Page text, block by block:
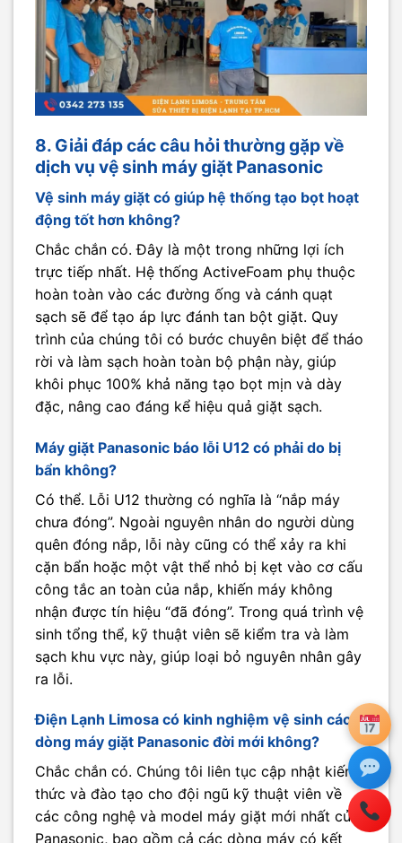
8. Giải đáp các câu hỏi thường gặp về
dịch vụ vệ sinh máy giặt Panasonic
Vệ sinh máy giặt có giúp hệ thống tạo bọt hoạt
động tốt hơn không?
Chắc chắn có. Đây là một trong những lợi ích
trực tiếp nhất. Hệ thống ActiveFoam phụ thuộc
hoàn toàn vào các đường ống và cánh quạt
sạch sẽ để tạo áp lực đánh tan bột giặt. Quy
trình của chúng tôi có bước chuyên biệt để tháo
rời và làm sạch hoàn toàn bộ phận này, giúp
khôi phục 100% khả năng tạo bọt mịn và dày
đặc, nâng cao đáng kể hiệu quả giặt sạch.
Máy giặt Panasonic báo lỗi U12 có phải do bị
bẩn không?
Có thể. Lỗi U12 thường có nghĩa là “nắp máy
chưa đóng”. Ngoài nguyên nhân do người dùng
quên đóng nắp, lỗi này cũng có thể xảy ra khi
cặn bẩn hoặc một vật thể nhỏ bị kẹt vào cơ cấu
công tắc an toàn của nắp, khiến máy không
nhận được tín hiệu “đã đóng”. Trong quá trình vệ
sinh tổng thể, kỹ thuật viên sẽ kiểm tra và làm
sạch khu vực này, giúp loại bỏ nguyên nhân gây
ra lỗi.
Điện Lạnh Limosa có kinh nghiệm vệ sinh các
dòng máy giặt Panasonic đời mới không?
Chắc chắn có. Chúng tôi liên tục cập nhật kiến
thức và đào tạo cho đội ngũ kỹ thuật viên về
các công nghệ và model máy giặt mới nhất của
Panasonic, bao gồm cả các dòng máy có kết